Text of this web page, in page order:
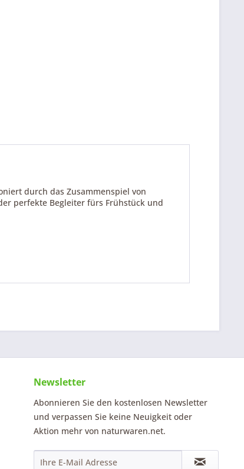
durch das Zusammenspiel von
perfekte Begleiter fürs Frühstück und
Newsletter
Abonnieren Sie den kostenlosen Newsletter
und verpassen Sie keine Neuigkeit oder
Aktion mehr von naturwaren.net.